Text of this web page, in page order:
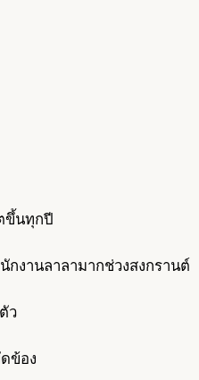
ขึ้นทุกปี
กงานลาลามากช่วงสงกรานต์
ว
ข้อง